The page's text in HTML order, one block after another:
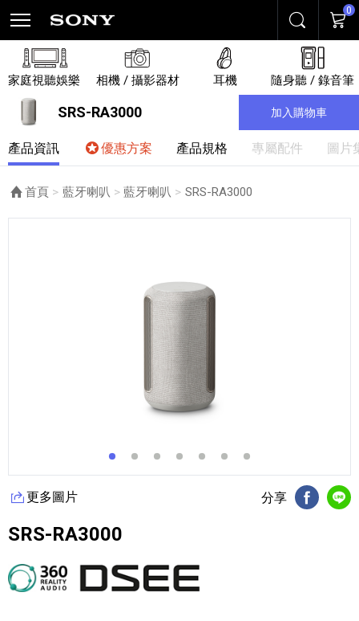
搜尋 購物
0
家庭視聽娛樂 相機 / 攝影器材 耳機 隨身聽 / 錄音筆
SRS-RA3000 加入購物車
產品資訊 優惠方案 產品規格 專屬配件 圖片
首頁 藍牙喇叭 藍牙喇叭 目前頁面：
SRS-RA3000
更多圖片 分享
FB分享
SRS-RA3000